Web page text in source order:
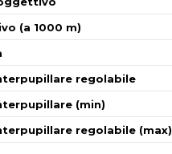
(a 1000 m)
regolabile
(min)
regolabile (max)